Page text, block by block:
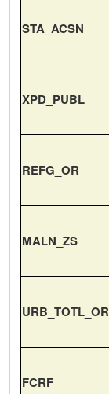
STA_ACSN
XPD_PUBL
REFG_OR
MALN_ZS
URB_TOTL_OR
FCRF